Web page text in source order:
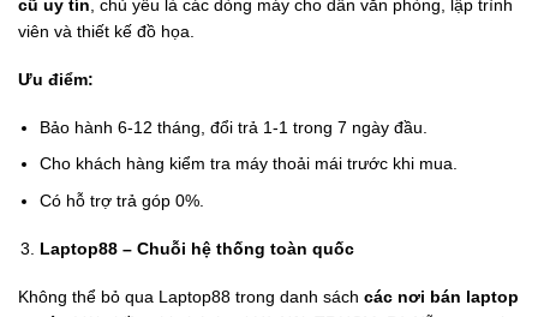
cũ uy tín , chủ yếu là các dòng máy cho dân văn phòng, lập trình
viên và thiết kế đồ họa.
Ưu điểm:
Bảo hành 6-12 tháng, đổi trả 1-1 trong 7 ngày đầu.
Cho khách hàng kiểm tra máy thoải mái trước khi mua.
Có hỗ trợ trả góp 0%.
Laptop88 – Chuỗi hệ thống toàn quốc
Không thể bỏ qua Laptop88 trong danh sách các nơi bán laptop